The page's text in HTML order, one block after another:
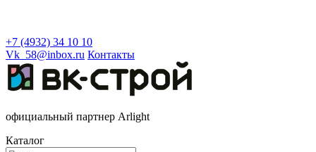
+7 (4932) 34 10 10
Vk_58@inbox.ru Контакты
официальный партнер Arlight
Каталог